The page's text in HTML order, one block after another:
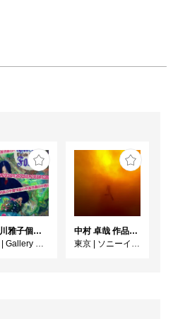
長谷川雅子個展「終わりなき森の美術館」
Gallery MUMON
中村 卓哉 作品展 鬼界
東京
ソニーイメージングギャラリー